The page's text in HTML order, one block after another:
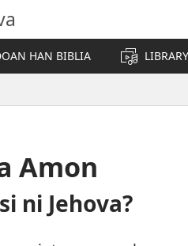
HAN BIBLIA
Amon
ni Jehova?